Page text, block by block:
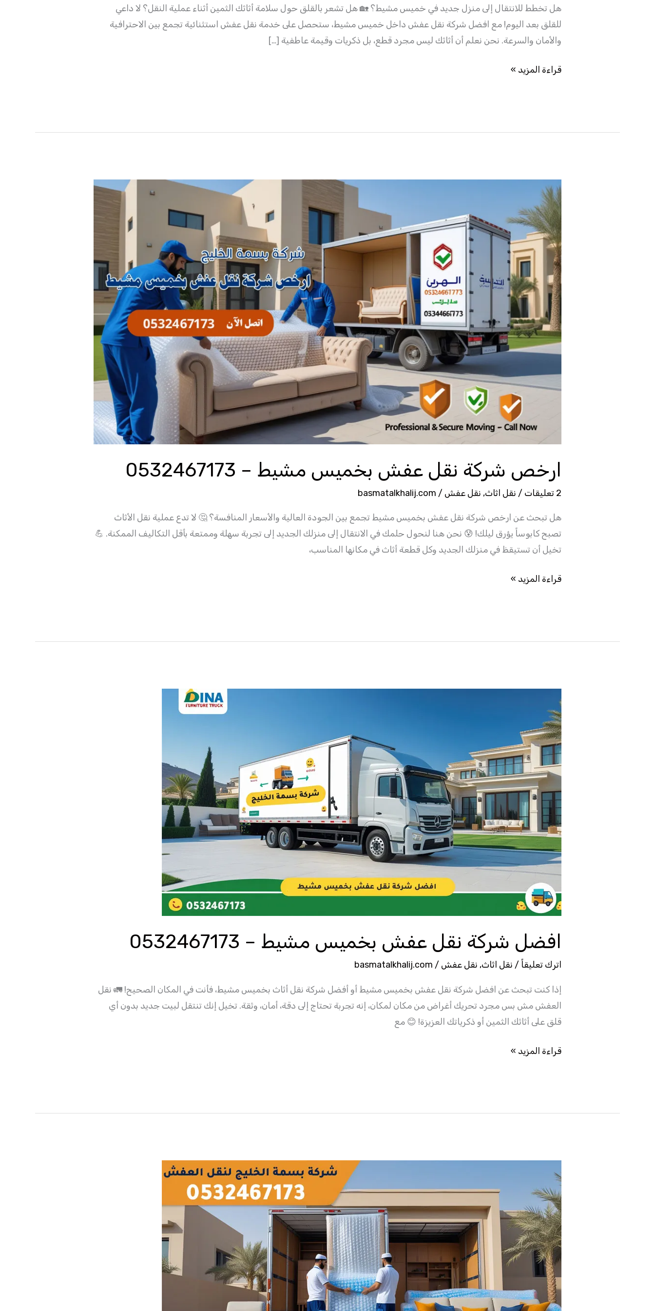
هل تخطط للانتقال إلى منزل جديد في خميس مشيط؟ 🏡 هل تشعر بالقلق حول سلامة أثاثك الثمين أثناء عملية النقل؟ لا داعي
للقلق بعد اليوم! مع افضل شركة نقل عفش داخل خميس مشيط، ستحصل على خدمة نقل عفش استثنائية تجمع بين الاحترافية
والأمان والسرعة. نحن نعلم أن أثاثك ليس مجرد قطع، بل ذكريات وقيمة عاطفية […]
قراءة المزيد »
ارخص شركة نقل عفش بخميس مشيط – 0532467173
2 تعليقات / نقل اثاث, نقل عفش /
basmatalkhalij.com
هل تبحث عن ارخص شركة نقل عفش بخميس مشيط تجمع بين الجودة العالية والأسعار المنافسة؟ 🤔 لا تدع عملية نقل الأثاث
تصبح كابوساً يؤرق ليلك! 😰 نحن هنا لنحول حلمك في الانتقال إلى منزلك الجديد إلى تجربة سهلة وممتعة بأقل التكاليف الممكنة. 💪
تخيل أن تستيقظ في منزلك الجديد وكل قطعة أثاث في مكانها المناسب،
ارخص
شركة
نقل
عفش
بخميس
مشيط
–
0532467173
قراءة المزيد »
افضل شركة نقل عفش بخميس مشيط – 0532467173
اترك تعليقاً / نقل اثاث, نقل عفش /
basmatalkhalij.com
إذا كنت تبحث عن افضل شركة نقل عفش بخميس مشيط أو أفضل شركة نقل أثاث بخميس مشيط، فأنت في المكان الصحيح! 🚛 نقل
العفش مش بس مجرد تحريك أغراض من مكان لمكان، إنه تجربة تحتاج إلى دقة، أمان، وثقة. تخيل إنك تنتقل لبيت جديد بدون أي
قلق على أثاثك الثمين أو ذكرياتك العزيزة! 😊 مع
شركة
نقل
عفش
بخميس
مشيط
–
0532467173
قراءة المزيد »
نقل
عفش
بخميس
مشيط
–
0532467173
|
خصم